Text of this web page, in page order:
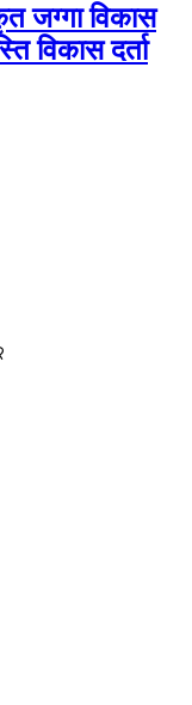
जग्गा विकास
विकास दर्ता